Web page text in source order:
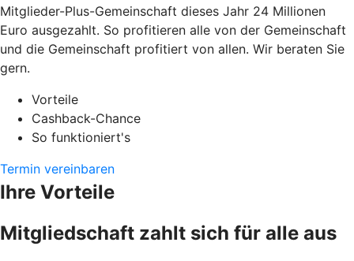
Mitglieder-Plus-Gemeinschaft dieses Jahr 24 Millionen
Euro ausgezahlt. So profitieren alle von der Gemeinschaft
und die Gemeinschaft profitiert von allen. Wir beraten Sie
gern.
Vorteile
Cashback-Chance
So funktioniert's
Termin vereinbaren
Ihre Vorteile
Mitgliedschaft zahlt sich für alle aus